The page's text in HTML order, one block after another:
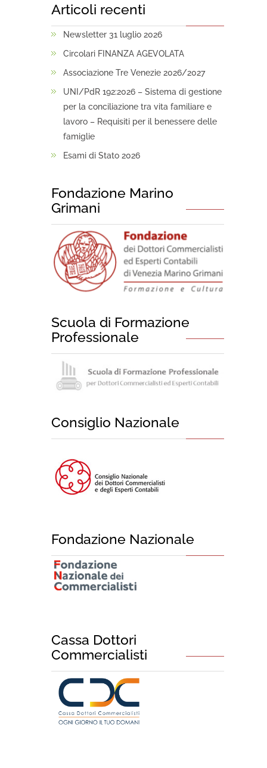
Articoli recenti
Newsletter 31 luglio 2026
Circolari FINANZA AGEVOLATA
Associazione Tre Venezie 2026/2027
UNI/PdR 192:2026 – Sistema di gestione
per la conciliazione tra vita familiare e
lavoro – Requisiti per il benessere delle
famiglie
Esami di Stato 2026
Fondazione Marino
Grimani
Scuola di Formazione
Professionale
Consiglio Nazionale
Fondazione Nazionale
Cassa Dottori
Commercialisti